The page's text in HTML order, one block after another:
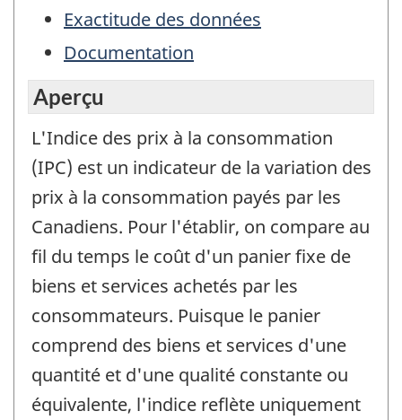
Exactitude des données
Documentation
Aperçu
L'Indice des prix à la consommation
(IPC) est un indicateur de la variation des
prix à la consommation payés par les
Canadiens. Pour l'établir, on compare au
fil du temps le coût d'un panier fixe de
biens et services achetés par les
consommateurs. Puisque le panier
comprend des biens et services d'une
quantité et d'une qualité constante ou
équivalente, l'indice reflète uniquement